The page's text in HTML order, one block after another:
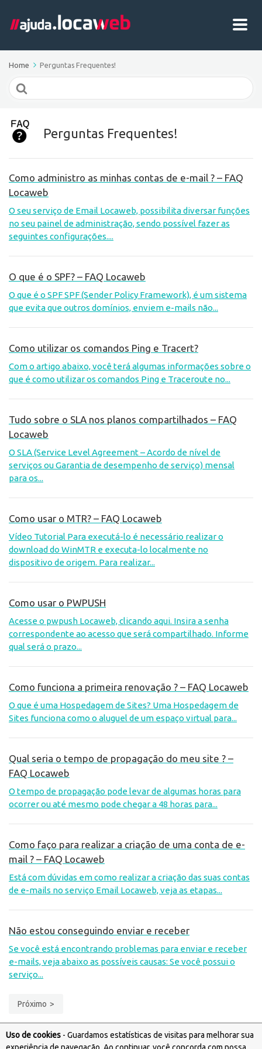
Home Perguntas Frequentes!
Search
For
Perguntas Frequentes!
Como administro as minhas contas de e-mail ? – FAQ
Locaweb
O seu serviço de Email Locaweb, possibilita diversar funções
no seu painel de administração, sendo possível fazer as
seguintes configurações....
O que é o SPF? – FAQ Locaweb
O que é o SPF SPF (Sender Policy Framework), é um sistema
que evita que outros domínios, enviem e-mails não...
Como utilizar os comandos Ping e Tracert?
Com o artigo abaixo, você terá algumas informações sobre o
que é como utilizar os comandos Ping e Traceroute no...
Tudo sobre o SLA nos planos compartilhados – FAQ
Locaweb
O SLA (Service Level Agreement – Acordo de nível de
serviços ou Garantia de desempenho de serviço) mensal
para os...
Como usar o MTR? – FAQ Locaweb
Vídeo Tutorial Para executá-lo é necessário realizar o
download do WinMTR e executa-lo localmente no
dispositivo de origem. Para realizar...
Como usar o PWPUSH
Acesse o pwpush Locaweb, clicando aqui. Insira a senha
correspondente ao acesso que será compartilhado. Informe
qual será o prazo...
Como funciona a primeira renovação ? – FAQ Locaweb
O que é uma Hospedagem de Sites? Uma Hospedagem de
Sites funciona como o aluguel de um espaço virtual para...
Qual seria o tempo de propagação do meu site ? –
FAQ Locaweb
O tempo de propagação pode levar de algumas horas para
ocorrer ou até mesmo pode chegar a 48 horas para...
Como faço para realizar a criação de uma conta de e-
mail ? – FAQ Locaweb
Está com dúvidas em como realizar a criação das suas contas
de e-mails no serviço Email Locaweb, veja as etapas...
Não estou conseguindo enviar e receber
Se você está encontrando problemas para enviar e receber
e-mails, veja abaixo as possíveis causas: Se você possui o
serviço...
Próximo
Uso de cookies - Guardamos estatísticas de visitas para melhorar sua